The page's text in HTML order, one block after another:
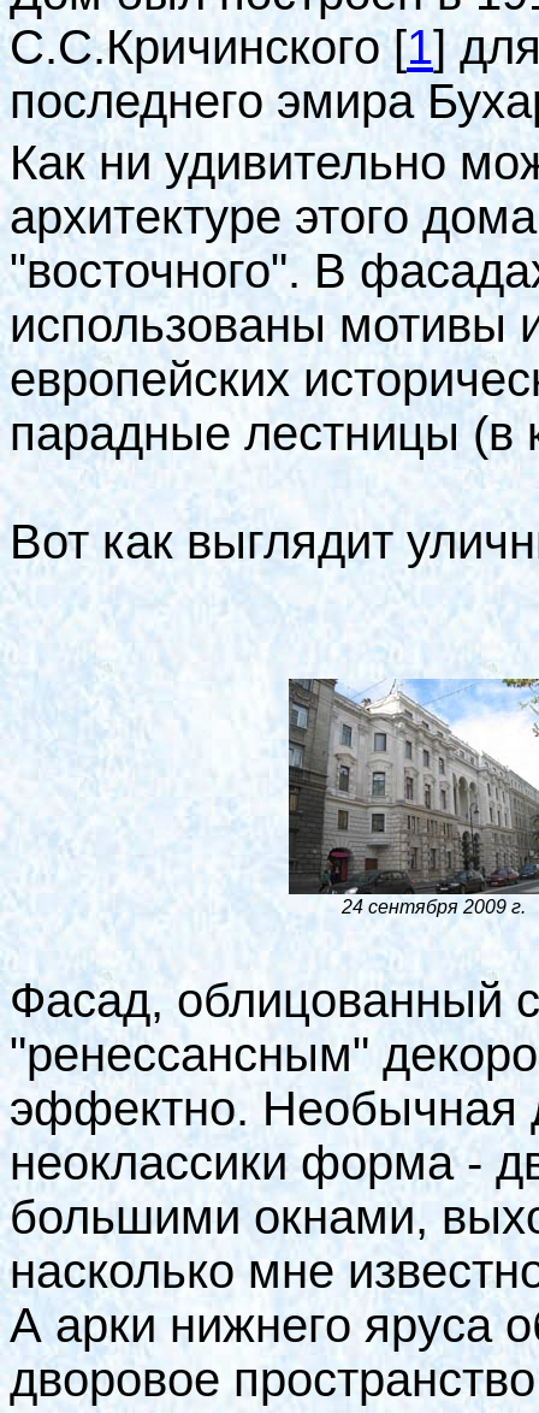
С.С.Кричинского[1]
последнего эмира
Как ни удивительно
архитектуре этого
"восточного". В
использованы мотивы
европейских
парадные лестницы (в
Вот как выглядит
24 сентября 2009 г.
Фасад, облицованный
"ренессансным"
эффектно. Необычная
неоклассики форма -
большими окнами,
насколько мне
А арки нижнего яруса
дворовое